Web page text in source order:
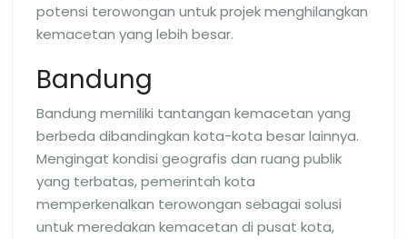
potensi terowongan untuk projek menghilangkan
kemacetan yang lebih besar.
Bandung
Bandung memiliki tantangan kemacetan yang
berbeda dibandingkan kota-kota besar lainnya.
Mengingat kondisi geografis dan ruang publik
yang terbatas, pemerintah kota
memperkenalkan terowongan sebagai solusi
untuk meredakan kemacetan di pusat kota,